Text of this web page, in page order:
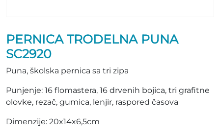
PERNICA TRODELNA PUNA
SC2920
Puna, školska pernica sa tri zipa
Punjenje: 16 flomastera, 16 drvenih bojica, tri grafitne
olovke, rezač, gumica, lenjir, raspored časova
Dimenzije: 20x14x6,5cm